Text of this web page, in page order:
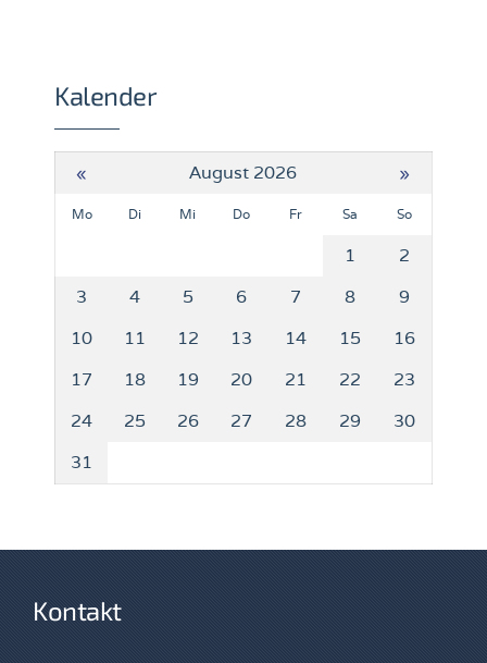
Kalender
« August 2026 »
Mo Di Mi Do Fr Sa So
1
2
3
4 5 6 7 8
9
10
11 12 13 14 15
16
17
18 19 20 21 22
23
24
25 26 27 28 29
30
31
Kontakt